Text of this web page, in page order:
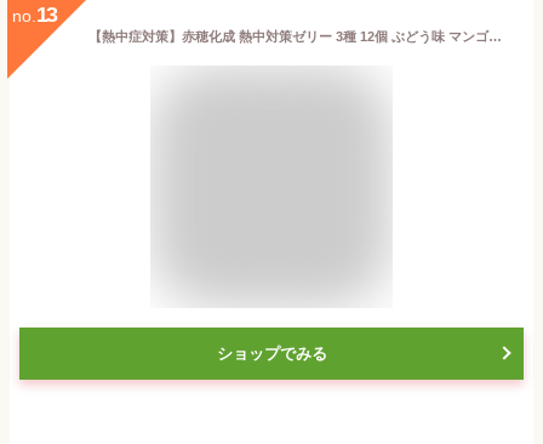
no. 13
【熱中症対策】赤穂化成 熱中対策ゼリー 3種 12個 ぶどう味 マンゴー味 日向夏味（期間限定） 各150g 4個 パウチ ゼリー 凍らせてシャーベット
ショップでみる